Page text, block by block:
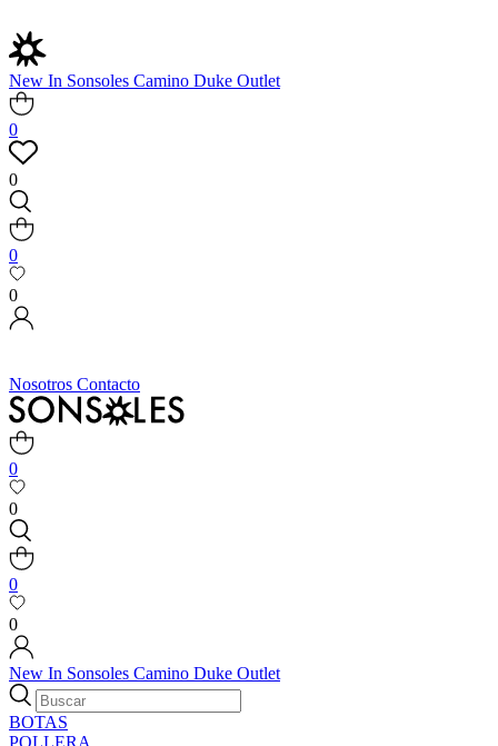
New In Sonsoles Camino Duke Outlet
0
0
0
0
Nosotros Contacto
0
0
0
0
New In Sonsoles Camino Duke Outlet
BOTAS
POLLERA